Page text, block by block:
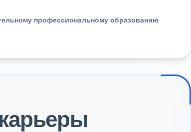
профессиональному образованию